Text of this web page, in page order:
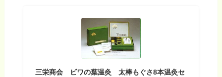
三栄商会 ビワの葉温灸 太棒もぐさ8本温灸セ